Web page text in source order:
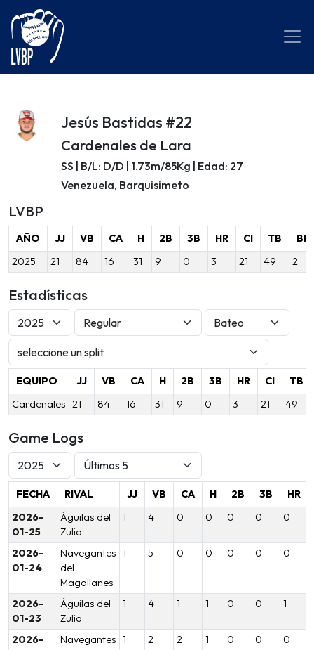
Jesús Bastidas #22
Cardenales de Lara
SS | B/L: D/D | 1.73m/85Kg | Edad: 27
Venezuela, Barquisimeto
LVBP
AÑO JJ VB CA H 2B 3B HR CI TB
BB
2025
21 84 16 31 9 0 3 21 49 2
Estadísticas
EQUIPO JJ VB CA H 2B 3B HR CI
TB
Cardenales 21 84 16 31 9 0 3 21 49
Game Logs
FECHA RIVAL JJ VB CA H 2B 3B
HR
2026-
01-25
Águilas del
Zulia
1 4 0 0 0 0 0
2026-
01-24
Navegantes
del
Magallanes
1 5 0 0 0 0 0
2026-
01-23
Águilas del
Zulia
1 4 1 1 0 0 1
2026-
Navegantes 1 2 2 1 0 0 0